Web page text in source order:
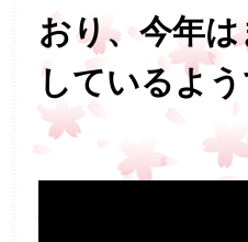
おり、今年
しているよう